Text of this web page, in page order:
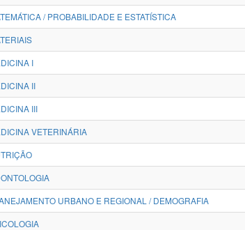
/ PROBABILIDADE E ESTATÍSTICA
I
II
III
VETERINÁRIA
URBANO E REGIONAL / DEMOGRAFIA